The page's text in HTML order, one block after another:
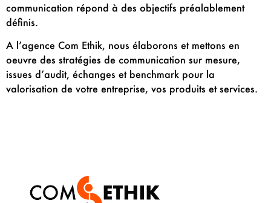
communication répond à des objectifs préalablement
définis.
A l’agence Com Ethik, nous élaborons et mettons en
oeuvre des stratégies de communication sur mesure,
issues d’audit, échanges et benchmark pour la
valorisation de votre entreprise, vos produits et services.